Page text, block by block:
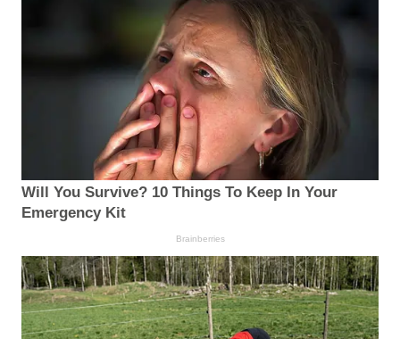
Will You Survive? 10 Things To Keep In Your
Emergency Kit
Brainberries